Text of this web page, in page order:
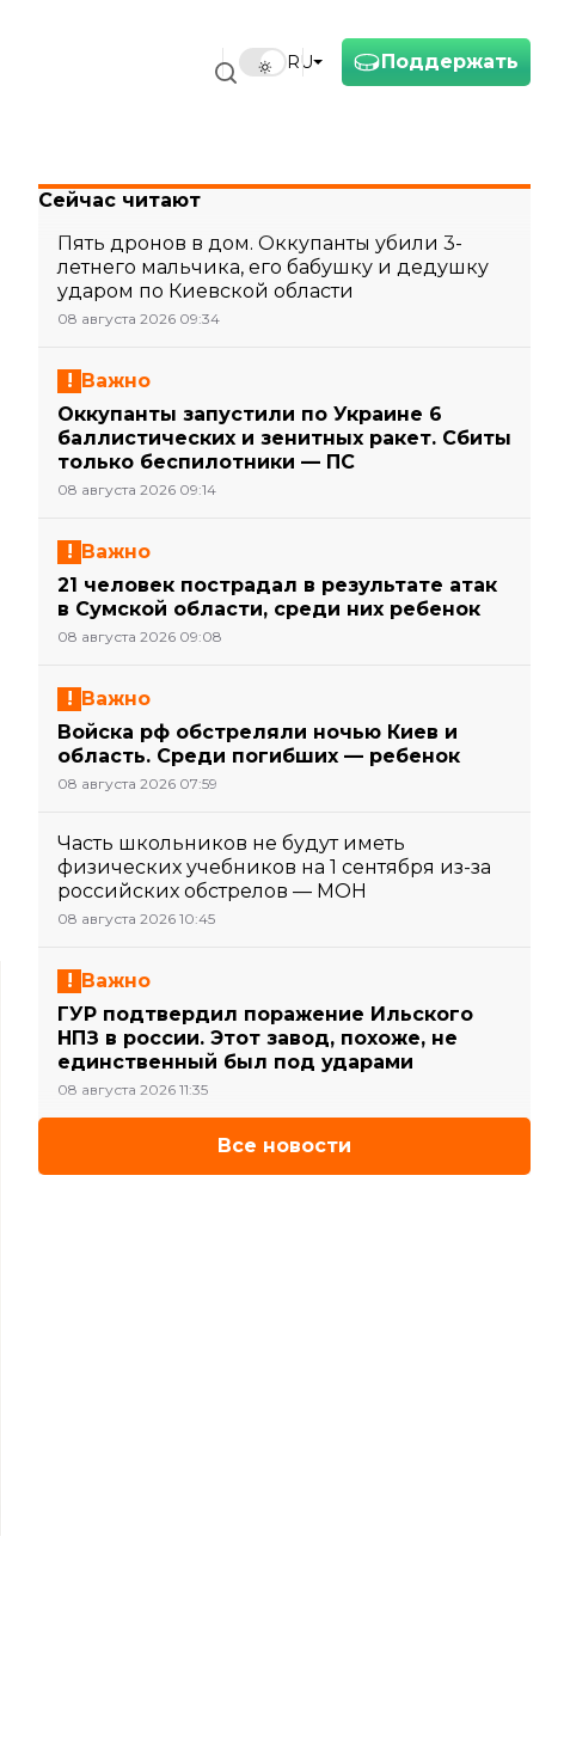
Поддержать
RU
Сейчас читают
Пять дронов в дом. Оккупанты убили 3-
летнего мальчика, его бабушку и дедушку
ударом по Киевской области
08 августа 2026 09:34
Важно
Оккупанты запустили по Украине 6
баллистических и зенитных ракет. Сбиты
только беспилотники — ПС
08 августа 2026 09:14
Важно
21 человек пострадал в результате атак
в Сумской области, среди них ребенок
08 августа 2026 09:08
Важно
Войска рф обстреляли ночью Киев и
область. Среди погибших — ребенок
08 августа 2026 07:59
Часть школьников не будут иметь
физических учебников на 1 сентября из-за
российских обстрелов — МОН
08 августа 2026 10:45
Важно
ГУР подтвердил поражение Ильского
НПЗ в россии. Этот завод, похоже, не
единственный был под ударами
08 августа 2026 11:35
Все новости